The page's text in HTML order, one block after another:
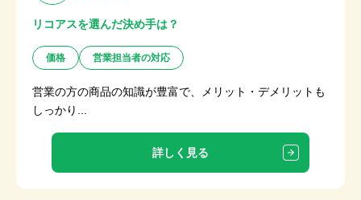
リコアスを選んだ決め手は？
価格 営業担当者の対応
営業の方の商品の知識が豊富で、メリット・デメリットも
しっかり...
詳しく見る